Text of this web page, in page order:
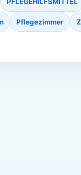
PFLEGEHILFSMITTEL
Pflegezimmer